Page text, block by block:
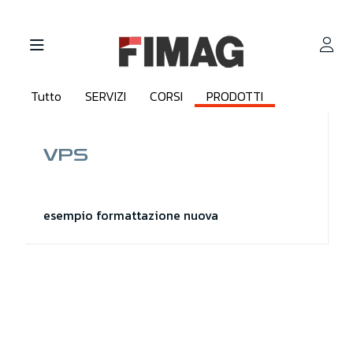
Tutto SERVIZI CORSI PRODOTTI
VPS
esempio formattazione nuova